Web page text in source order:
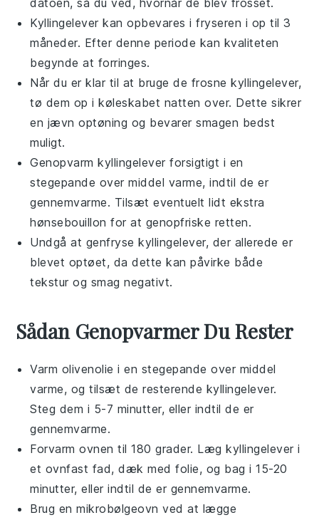
Kyllingelever kan opbevares i fryseren i op til 3
måneder. Efter denne periode kan kvaliteten
begynde at forringes.
Når du er klar til at bruge de frosnekyllingelever,
tø dem op i køleskabet natten over. Dette sikrer
en jævn optøning og bevarer smagen bedst
muligt.
Genopvarmkyllingelever forsigtigt i en
stegepande over middel varme, indtil de er
gennemvarme. Tilsæt eventuelt lidt ekstra
hønsebouillon for at genopfriske retten.
Undgå at genfrysekyllingelever, der allerede er
blevet optøet, da dette kan påvirke både
tekstur og smag negativt.
Sådan Genopvarmer Du Rester
Varm olivenolie i en stegepande over middel
varme, og tilsæt de resterende kyllingelever.
Steg dem i 5-7 minutter, eller indtil de er
gennemvarme.
Forvarm ovnen til 180 grader. Lægkyllingelever i
et ovnfast fad, dæk med folie, og bag i 15-20
minutter, eller indtil de er gennemvarme.
Brug en mikrobølgeovn ved at lægge